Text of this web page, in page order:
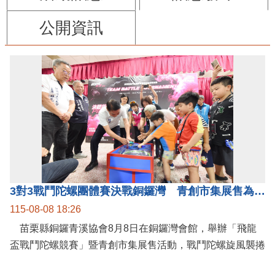
公開資訊
3對3戰鬥陀螺團體賽決戰銅鑼灣 青創市集展售為父親節增添繽紛
115-08-08 18:26
苗栗縣銅鑼青溪協會8月8日在銅鑼灣會館，舉辦「飛龍
盃戰鬥陀螺競賽」暨青創市集展售活動，戰鬥陀螺旋風襲捲